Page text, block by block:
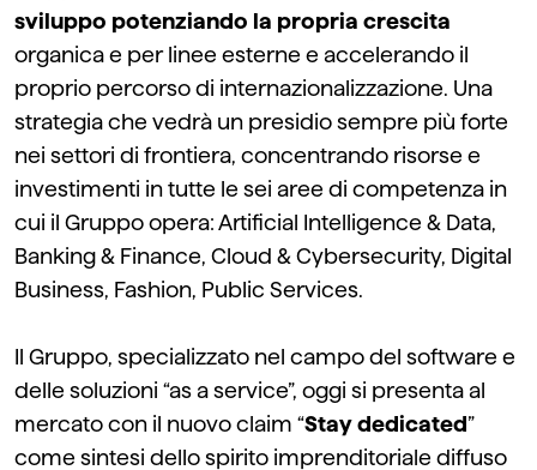
sviluppo potenziando la propria crescita
organica e per linee esterne e accelerando il
proprio percorso di internazionalizzazione. Una
strategia che vedrà un presidio sempre più forte
nei settori di frontiera, concentrando risorse e
investimenti in tutte le sei aree di competenza in
cui il Gruppo opera: Artificial Intelligence & Data,
Banking & Finance, Cloud & Cybersecurity, Digital
Business, Fashion, Public Services.
Il Gruppo, specializzato nel campo del software e
delle soluzioni “as a service”, oggi si presenta al
mercato con il nuovo claim “Stay dedicated”
come sintesi dello spirito imprenditoriale diffuso